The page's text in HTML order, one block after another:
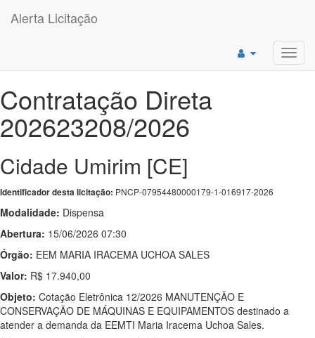
Alerta Licitação
Contratação Direta
202623208/2026
Cidade Umirim [CE]
Identificador desta licitação: PNCP-07954480000179-1-016917-2026
Modalidade: Dispensa
Abertura: 15/06/2026 07:30
Órgão: EEM MARIA IRACEMA UCHOA SALES
Valor: R$ 17.940,00
Objeto: Cotação Eletrônica 12/2026 MANUTENÇÃO E
CONSERVAÇÃO DE MÁQUINAS E EQUIPAMENTOS destinado a
atender a demanda da EEMTI Maria Iracema Uchoa Sales.